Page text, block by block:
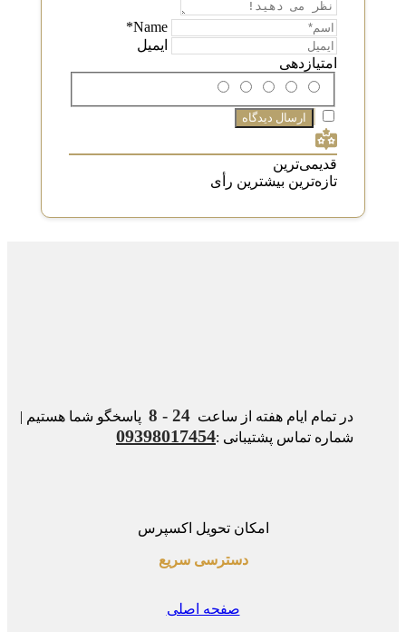
Name*
امتیازدهی
قدیمی‌ترین
تازه‌ترین بیشترین رأی
در تمام ایام هفته از ساعت24 - 8
پاسخگو شما هستیم |
شماره تماس پشتیبانی :09398017454
امکان تحویل اکسپرس
دسترسی سریع
صفحه اصلی